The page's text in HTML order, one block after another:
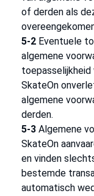
of derden als
5-2 Eventuele
algemene
toepasselijkheid
SkateOn
algemene
derden.
5-3 Algemene
SkateOn
en vinden
bestemde
automatisch